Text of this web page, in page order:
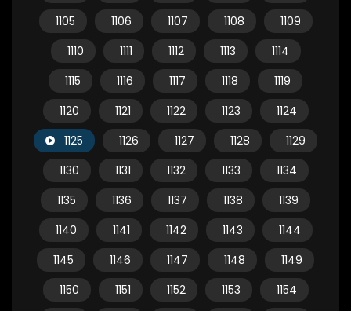
1105
1106 1107 1108
1109
1110
1111 1112 1113
1114
1115
1116 1117 1118
1119
1120
1121 1122 1123
1124
1125
1126 1127 1128
1129
1130
1131 1132 1133
1134
1135
1136 1137 1138
1139
1140
1141 1142 1143
1144
1145
1146 1147 1148
1149
1150
1151 1152 1153
1154